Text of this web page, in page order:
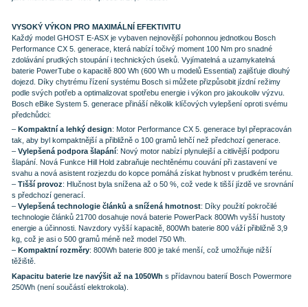
VYSOKÝ VÝKON PRO MAXIMÁLNÍ EFEKTIVITU
Každý model GHOST E-ASX je vybaven nejnovější pohonnou jednotkou Bosch
Performance CX 5. generace, která nabízí točivý moment 100 Nm pro snadné
zdolávání prudkých stoupání i technických úseků. Vyjímatelná a uzamykatelná
baterie PowerTube o kapacitě 800 Wh (600 Wh u modelů Essential) zajišťuje dlouhý
dojezd. Díky chytrému řízení systému Bosch si můžete přizpůsobit jízdní režimy
podle svých potřeb a optimalizovat spotřebu energie i výkon pro jakoukoliv výzvu.
Bosch eBike System 5. generace přináší několik klíčových vylepšení oproti svému
předchůdci:
– Kompaktní a lehký design: Motor Performance CX 5. generace byl přepracován
tak, aby byl kompaktnější a přibližně o 100 gramů lehčí než předchozí generace.
– Vylepšená podpora šlapání: Nový motor nabízí plynulejší a citlivější podporu
šlapání. Nová Funkce Hill Hold zabraňuje nechtěnému couvání při zastavení ve
svahu a nová asistent rozjezdu do kopce pomáhá získat hybnost v prudkém terénu.
– Tišší provoz: Hlučnost byla snížena až o 50 %, což vede k tišší jízdě ve srovnání
s předchozí generací.
– Vylepšená technologie článků a snížená hmotnost: Díky použití pokročilé
technologie článků 21700 dosahuje nová baterie PowerPack 800Wh vyšší hustoty
energie a účinnosti. Navzdory vyšší kapacitě, 800Wh baterie 800 váží přibližně 3,9
kg, což je asi o 500 gramů méně než model 750 Wh.
– Kompaktní rozměry: 800Wh baterie 800 je také menší, což umožňuje nižší
těžiště.
Kapacitu baterie lze navýšit až na 1050Wh s přídavnou baterií Bosch Powermore
250Wh (není součástí elektrokola).